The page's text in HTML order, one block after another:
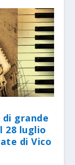
grande
28 luglio
di Vico